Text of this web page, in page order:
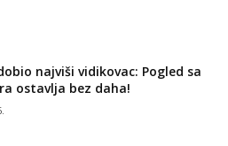
najviši vidikovac: Pogled sa
ostavlja bez daha!